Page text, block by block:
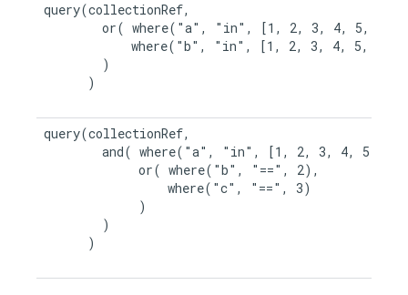
query(collectionRef,
or( where("a", "in", [1, 2, 3, 4, 5, 6,
where("b", "in", [1, 2, 3, 4, 5, 6,
        )
      )
query(collectionRef,
        and( where("a", "in", [1, 2, 3, 4, 5]),
             or( where("b", "==", 2),
                 where("c", "==", 3)
             )
        )
      )